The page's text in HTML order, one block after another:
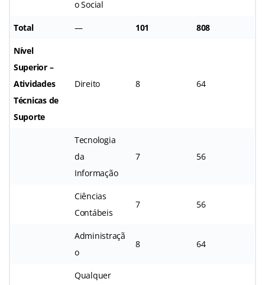
o Social
Total — 101 808
Nível
Superior –
Atividades
Técnicas de
Suporte
Direito 8 64
Tecnologia
da
Informação
7 56
Ciências
Contábeis
7 56
Administraçã
o
8 64
Qualquer